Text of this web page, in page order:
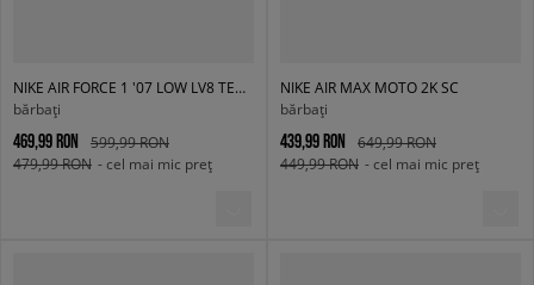
NIKE AIR FORCE 1 '07 LOW LV8 TECH
bărbați
469,99 RON
599,99 RON
479,99 RON - cel mai mic preț
NIKE AIR MAX MOTO 2K SC
bărbați
439,99 RON
649,99 RON
449,99 RON - cel mai mic preț